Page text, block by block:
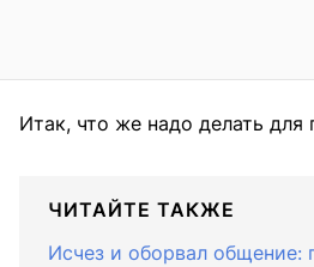
Итак, что же надо делать для
ЧИТАЙТЕ ТАКЖЕ
Исчез и оборвал общение: